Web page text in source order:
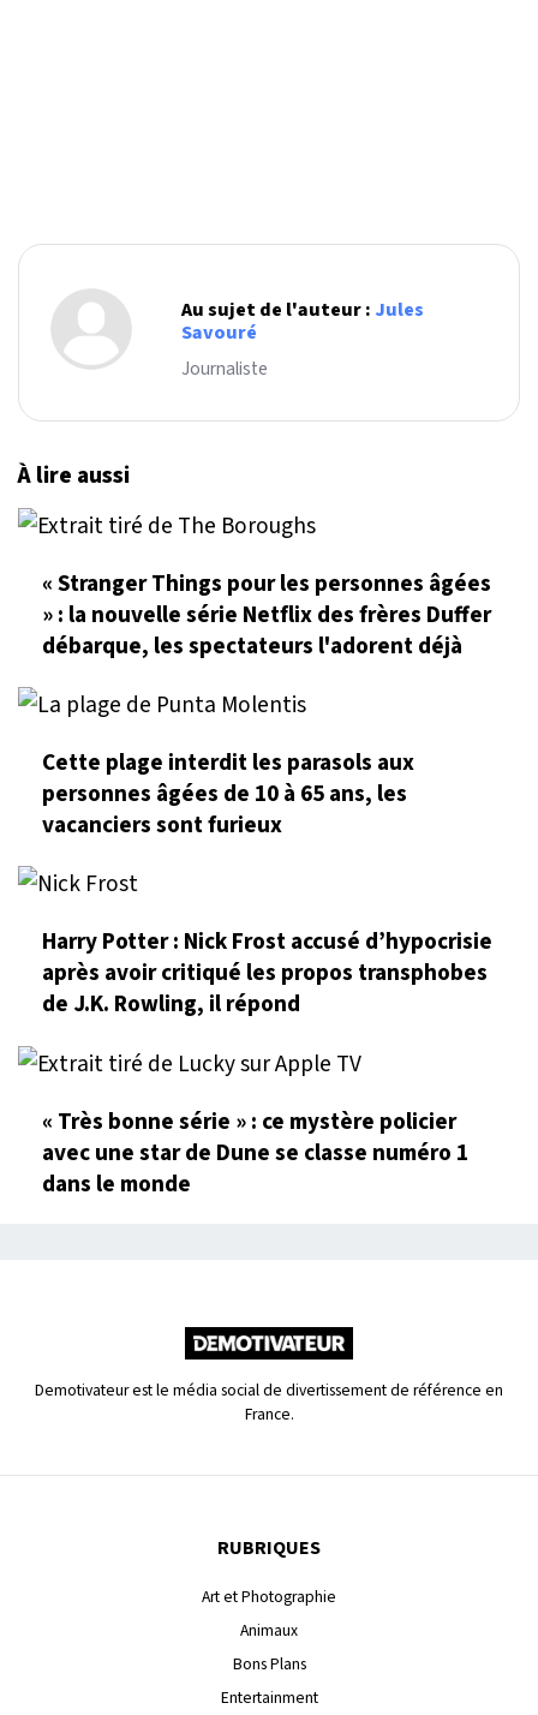
Au sujet de l'auteur : Jules
Savouré
Journaliste
À lire aussi
« Stranger Things pour les personnes âgées
» : la nouvelle série Netflix des frères Duffer
débarque, les spectateurs l'adorent déjà
Cette plage interdit les parasols aux
personnes âgées de 10 à 65 ans, les
vacanciers sont furieux
Harry Potter : Nick Frost accusé d’hypocrisie
après avoir critiqué les propos transphobes
de J.K. Rowling, il répond
« Très bonne série » : ce mystère policier
avec une star de Dune se classe numéro 1
dans le monde
Demotivateur est le média social de divertissement de référence en
France.
RUBRIQUES
Art et Photographie
Animaux
Bons Plans
Entertainment